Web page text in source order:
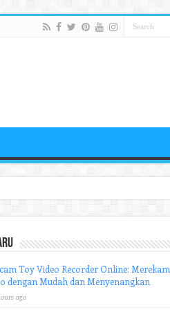
Toy Video Recorder Online: Merekam
dengan Mudah dan Menyenangkan
ago